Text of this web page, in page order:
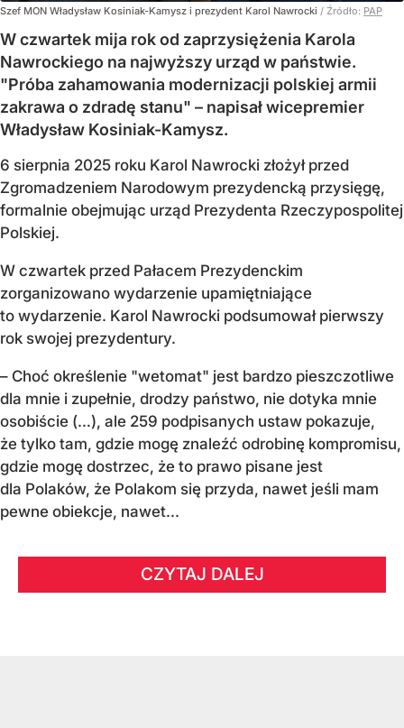
Szef MON Władysław Kosiniak-Kamysz i prezydent Karol Nawrocki / Źródło: PAP
W czwartek mija rok od zaprzysiężenia Karola
Nawrockiego na najwyższy urząd w państwie.
"Próba zahamowania modernizacji polskiej armii
zakrawa o zdradę stanu" – napisał wicepremier
Władysław Kosiniak-Kamysz.
6 sierpnia 2025 roku Karol Nawrocki złożył przed
Zgromadzeniem Narodowym prezydencką przysięgę,
formalnie obejmując urząd Prezydenta Rzeczypospolitej
Polskiej.
W czwartek przed Pałacem Prezydenckim
zorganizowano wydarzenie upamiętniające
to wydarzenie. Karol Nawrocki podsumował pierwszy
rok swojej prezydentury.
– Choć określenie "wetomat" jest bardzo pieszczotliwe
dla mnie i zupełnie, drodzy państwo, nie dotyka mnie
osobiście (…), ale 259 podpisanych ustaw pokazuje,
że tylko tam, gdzie mogę znaleźć odrobinę kompromisu,
gdzie mogę dostrzec, że to prawo pisane jest
dla Polaków, że Polakom się przyda, nawet jeśli mam
pewne obiekcje, nawet...
CZYTAJ DALEJ